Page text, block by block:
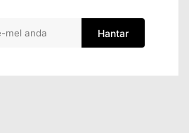
Hantar